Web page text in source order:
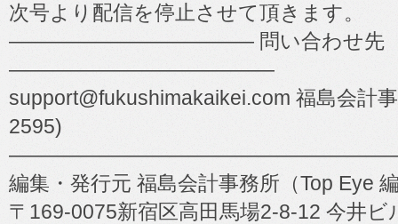
次号より配信を停止させて頂きます。
―――――――――――― 問い合わせ先
―――――――――――――
support@fukushimakaikei.com 福島会計
2595)
編集・発行元 福島会計事務所（Top Eye
〒169-0075新宿区高田馬場2-8-12 今井ビ